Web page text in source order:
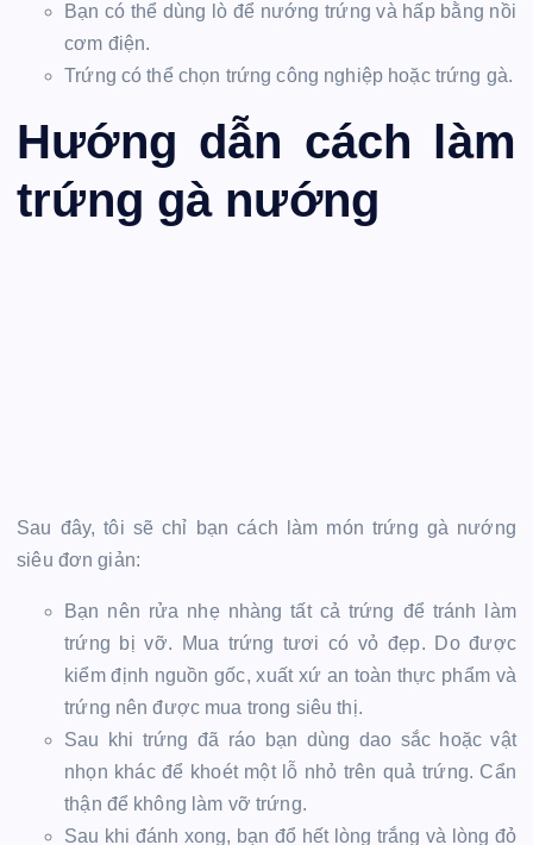
Bạn có thể dùng lò để nướng trứng và hấp bằng nồi
cơm điện.
Trứng có thể chọn trứng công nghiệp hoặc trứng gà.
Hướng dẫn cách làm
trứng gà nướng
Sau đây, tôi sẽ chỉ bạn cách làm món trứng gà nướng
siêu đơn giản:
Bạn nên rửa nhẹ nhàng tất cả trứng để tránh làm
trứng bị vỡ. Mua trứng tươi có vỏ đẹp. Do được
kiểm định nguồn gốc, xuất xứ an toàn thực phẩm và
trứng nên được mua trong siêu thị.
Sau khi trứng đã ráo bạn dùng dao sắc hoặc vật
nhọn khác để khoét một lỗ nhỏ trên quả trứng. Cẩn
thận để không làm vỡ trứng.
Sau khi đánh xong, bạn đổ hết lòng trắng và lòng đỏ